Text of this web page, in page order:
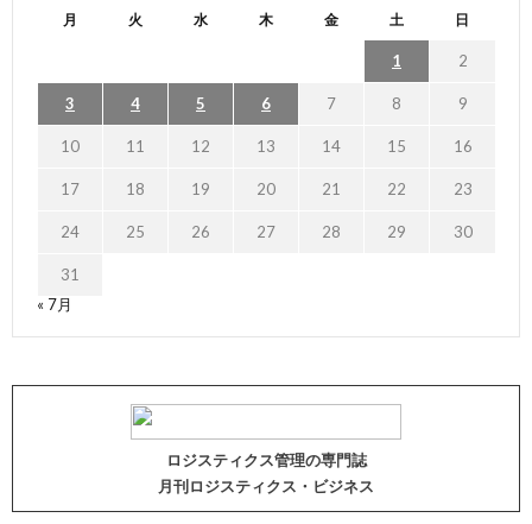
月 火 水 木 金 土 日
1 2
3 4 5 6 7 8 9
10 11 12 13 14 15 16
17 18 19 20 21 22 23
24 25 26 27 28 29 30
31
« 7月
ロジスティクス管理の専門誌
月刊ロジスティクス・ビジネス